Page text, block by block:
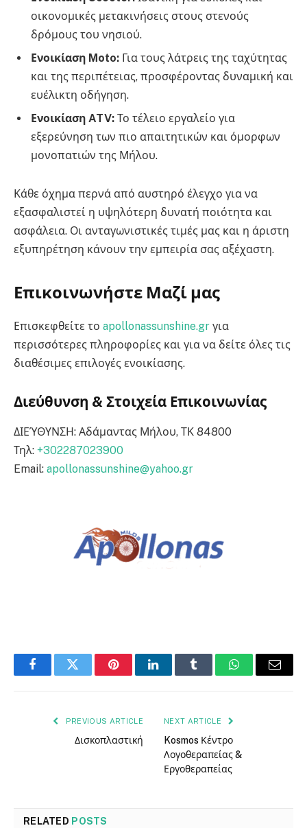
οικονομικές μετακινήσεις στους στενούς
δρόμους του νησιού.
Ενοικίαση Moto: Για τους λάτρεις της ταχύτητας
και της περιπέτειας, προσφέροντας δυναμική και
ευέλικτη οδήγηση.
Ενοικίαση ATV: Το τέλειο εργαλείο για
εξερεύνηση των πιο απαιτητικών και όμορφων
μονοπατιών της Μήλου.
Κάθε όχημα περνά από αυστηρό έλεγχο για να
εξασφαλιστεί η υψηλότερη δυνατή ποιότητα και
ασφάλεια. Οι ανταγωνιστικές τιμές μας και η άριστη
εξυπηρέτηση κάνουν την εμπειρία σας αξέχαστη.
Επικοινωνήστε Μαζί μας
Επισκεφθείτε το apollonassunshine.gr για
περισσότερες πληροφορίες και για να δείτε όλες τις
διαθέσιμες επιλογές ενοικίασης.
Διεύθυνση & Στοιχεία Επικοινωνίας
ΔΙΕΎΘΥΝΣΗ: Αδάμαντας Μήλου, ΤΚ 84800
Τηλ: +302287023900
Email: apollonassunshine@yahoo.gr
FacebookTwitter PinterestLinkedInTumblr WhatsAppEmail
PREVIOUS ARTICLE
Δισκοπλαστική
NEXT ARTICLE
Kosmos Κέντρο
Λογοθεραπείας &
Εργοθεραπείας
RELATED POSTS